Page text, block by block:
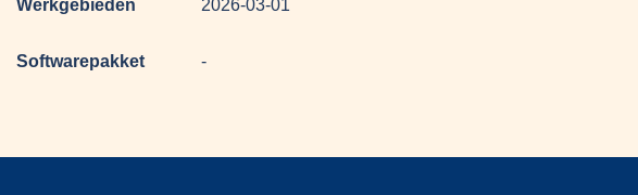
Werkgebieden 2026-03-01
Softwarepakket -